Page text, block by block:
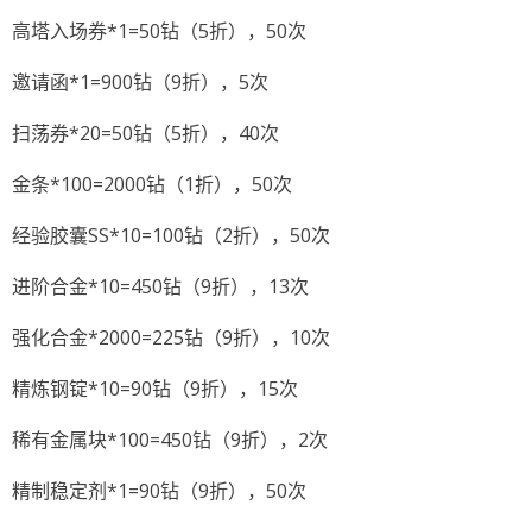
高塔入场券*1=50钻（5折），50次
邀请函*1=900钻（9折），5次
扫荡券*20=50钻（5折），40次
金条*100=2000钻（1折），50次
经验胶囊SS*10=100钻（2折），50次
进阶合金*10=450钻（9折），13次
强化合金*2000=225钻（9折），10次
精炼钢锭*10=90钻（9折），15次
稀有金属块*100=450钻（9折），2次
精制稳定剂*1=90钻（9折），50次